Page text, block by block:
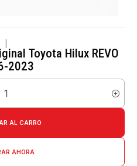
Toyota Hilux REVO
2023
AL CARRO
AHORA